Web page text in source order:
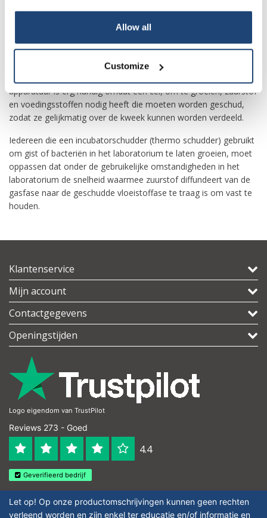
Allow all
Customize
beschouwd als een mix van een incubator en een schudder. Het
kan schudden terwijl het optimale omstandigheden behoudt
apparatuur is erg handig omdat een cel, om te groeien, zuurstof
en voedingsstoffen nodig heeft die moeten worden geschud,
zodat ze gelijkmatig over de kweek kunnen worden verdeeld.
Iedereen die een incubatorschudder (thermo schudder) gebruikt
om gist of bacteriën in het laboratorium te laten groeien, moet
oppassen dat onder de gebruikelijke omstandigheden in het
laboratorium de snelheid waarmee zuurstof diffundeert van de
gasfase naar de geschudde vloeistoffase te traag is om vast te
houden.
Klantenservice
Mijn account
Contactgegevens
Openingstijden
Logo eigendom van TrustPilot
Reviews 273 - Goed
4.4
Geverifieerd bedrijf
Let op! Op onze productomschrijvingen kunnen geen rechten
verleend worden en zijn enkel ter educatie en/of informatie en